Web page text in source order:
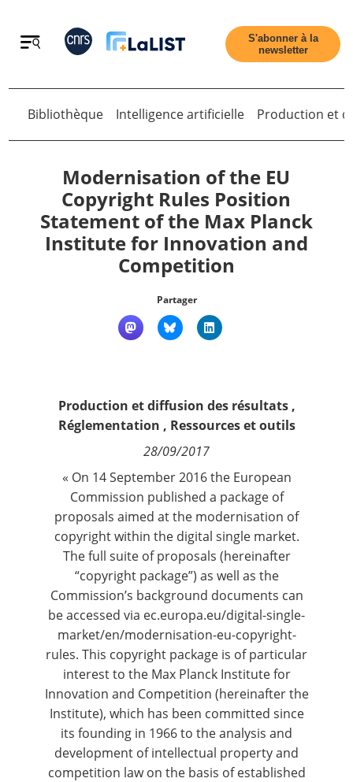
Retour
Accueil
Qui sommes nous ?
Nous suivre
S'abonner à la
newsletter
Bibliothèque Intelligence artificielle Production et
Modernisation of the EU
Copyright Rules Position
Statement of the Max Planck
Institute for Innovation and
Competition
Partager
Production et diffusion des résultats,
Réglementation , Ressources et outils
28/09/2017
« On 14 September 2016 the European
Commission published a package of
proposals aimed at the modernisation of
copyright within the digital single market.
The full suite of proposals (hereinafter
“copyright package”) as well as the
Commission’s background documents can
be accessed via ec.europa.eu/digital-single-
market/en/modernisation-eu-copyright-
rules. This copyright package is of particular
interest to the Max Planck Institute for
Innovation and Competition (hereinafter the
Institute), which has been committed since
its founding in 1966 to the analysis and
development of intellectual property and
competition law on the basis of established